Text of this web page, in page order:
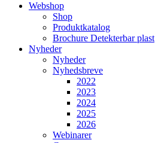
Webshop
Shop
Produktkatalog
Brochure Detekterbar plast
Nyheder
Nyheder
Nyhedsbreve
2022
2023
2024
2025
2026
Webinarer